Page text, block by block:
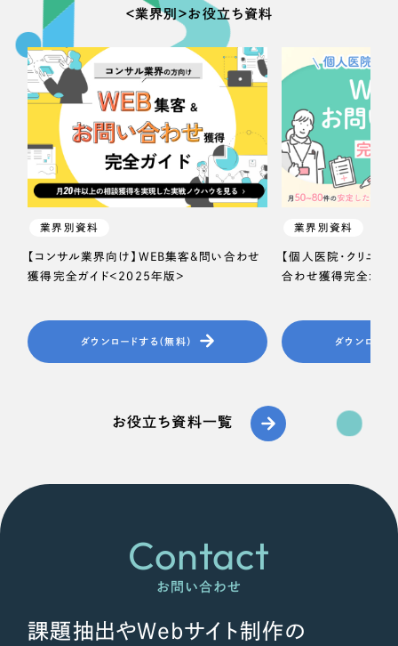
＜業界別＞お役立ち資料
業界別資料
【コンサル業界向け】WEB集客＆問い合わせ
獲得完全ガイド＜2025年版＞
ダウンロードする（無料）
業界別資料
【個人医院・クリニッ
合わせ獲得完全ガイ
ダウンロード
お役立ち資料一覧
Contact
お問い合わせ
課題抽出やWebサイト制作の